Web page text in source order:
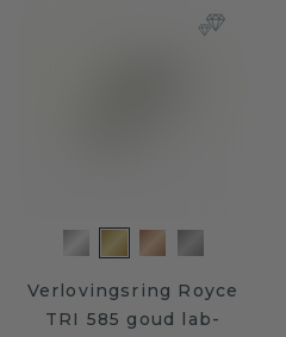
Verlovingsring Royce
TRI 585 goud lab-